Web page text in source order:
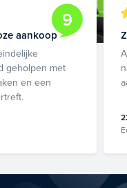
9
aankoop
geholpen met
en een